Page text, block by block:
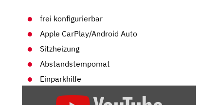
frei konfigurierbar
Apple CarPlay/Android Auto
Sitzheizung
Abstandstempomat
Einparkhilfe